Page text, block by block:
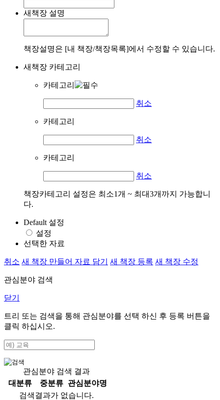
새책장 설명
책장설명은 [내 책장/책장목록]에서 수정할 수 있습니다.
새책장 카테고리
카테고리
취소
카테고리
취소
카테고리
취소
책장카테고리 설정은 최소1개 ~ 최대3개까지 가능합니
다.
Default 설정
설정
선택한 자료
취소 새 책장 만들어 자료 담기 새 책장 등록 새 책장 수정
관심분야 검색
닫기
트리 또는 검색을 통해 관심분야를 선택 하신 후 등록 버튼을
클릭 하십시오.
관심분야 검색 결과
대분류
중분류
관심분야명
검색결과가 없습니다.